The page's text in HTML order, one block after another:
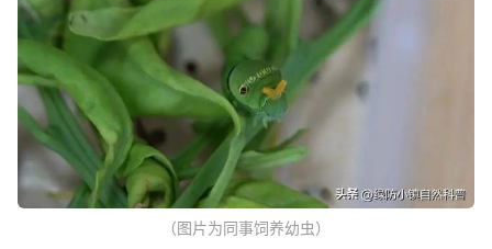
（图片为同事饲养幼虫）